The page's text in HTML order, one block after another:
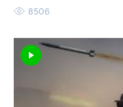
8506